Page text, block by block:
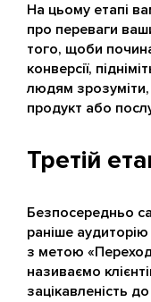
На цьому етапі
про переваги
того, щоби
конверсії,
людям
продукт або
Третій
Безпосередньо
раніше
з метою
називаємо
зацікавленість